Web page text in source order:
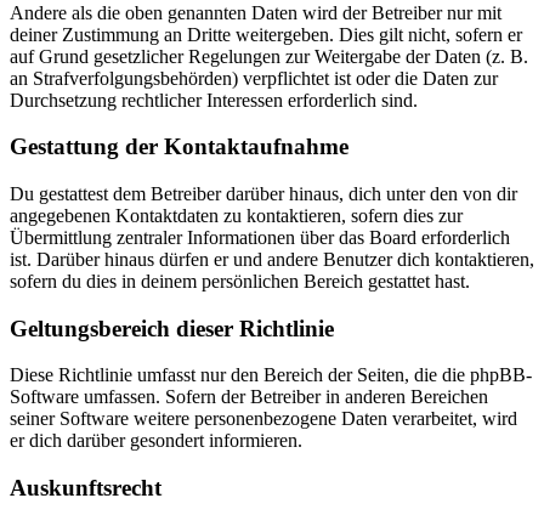
Andere als die oben genannten Daten wird der Betreiber nur mit
deiner Zustimmung an Dritte weitergeben. Dies gilt nicht, sofern er
auf Grund gesetzlicher Regelungen zur Weitergabe der Daten (z. B.
an Strafverfolgungsbehörden) verpflichtet ist oder die Daten zur
Durchsetzung rechtlicher Interessen erforderlich sind.
Gestattung der Kontaktaufnahme
Du gestattest dem Betreiber darüber hinaus, dich unter den von dir
angegebenen Kontaktdaten zu kontaktieren, sofern dies zur
Übermittlung zentraler Informationen über das Board erforderlich
ist. Darüber hinaus dürfen er und andere Benutzer dich kontaktieren,
sofern du dies in deinem persönlichen Bereich gestattet hast.
Geltungsbereich dieser Richtlinie
Diese Richtlinie umfasst nur den Bereich der Seiten, die die phpBB-
Software umfassen. Sofern der Betreiber in anderen Bereichen
seiner Software weitere personenbezogene Daten verarbeitet, wird
er dich darüber gesondert informieren.
Auskunftsrecht